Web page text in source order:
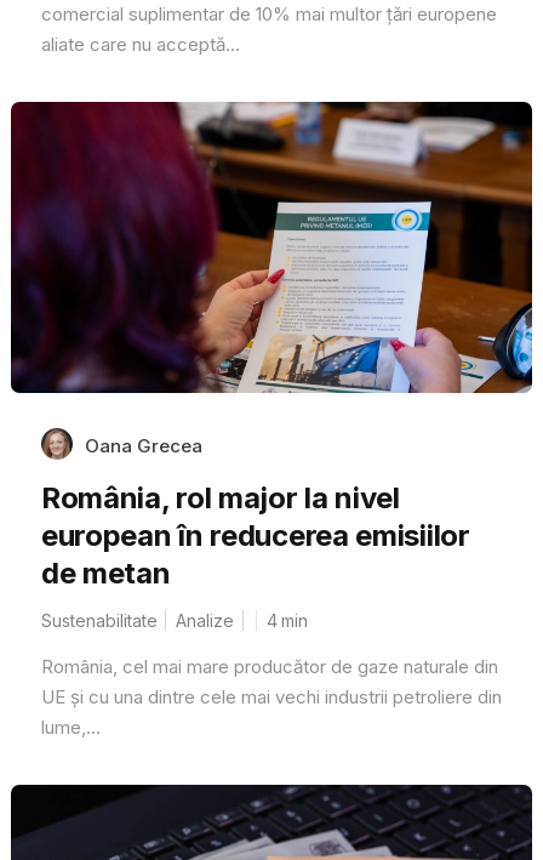
comercial suplimentar de 10% mai multor țări europene
aliate care nu acceptă...
Oana Grecea
România, rol major la nivel
european în reducerea emisiilor
de metan
Sustenabilitate Analize 4min
România, cel mai mare producător de gaze naturale din
UE și cu una dintre cele mai vechi industrii petroliere din
lume,...